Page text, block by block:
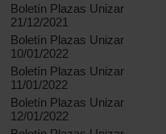
Boletín Plazas Unizar
21/12/2021
Boletín Plazas Unizar
10/01/2022
Boletín Plazas Unizar
11/01/2022
Boletín Plazas Unizar
12/01/2022